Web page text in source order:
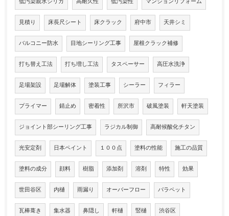
見積り 床長尺シート 床クラック 府中市 天井シミ
バルコニー防水 目地シーリング工事 屋根クラック補修
打ち替え工法 打ち増し工法 タスペーサー 高圧水洗浄
足場架設 足場解体 塗装工事 シーラー フィラー
プライマー 錆止め 密着性 所沢市 破風塗装 軒天塗装
ジョイント部シーリング工事 ラジカル制御 高耐候酸化チタン
光安定剤 日本ペイント １００点 塗料の性能 施工の品質
塗料の成分 顔料 樹脂 添加剤 溶剤 特性 効果
世田谷区 内樋 雨漏り オーバーフロー パラペット
瓦棒葺き 集水器 鼻隠し 軒樋 竪樋 渋谷区